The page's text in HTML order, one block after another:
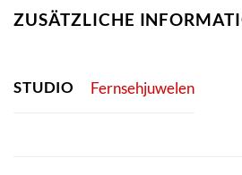
ZUSÄTZLICHE
STUDIO Fernsehjuwelen